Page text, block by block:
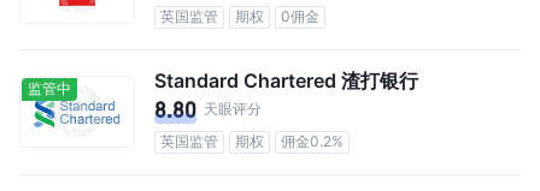
英国监管
期权 0佣金
监管中 Standard Chartered 渣打银行
8.80 天眼评分
英国监管
期权 佣金0.2%